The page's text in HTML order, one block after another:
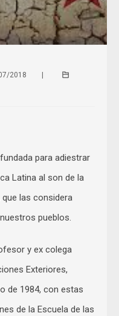
2018
para adiestrar
Latina al son de la
que las considera
pueblos.
y ex colega
Exteriores,
de 1984, con estas
de la Escuela de las